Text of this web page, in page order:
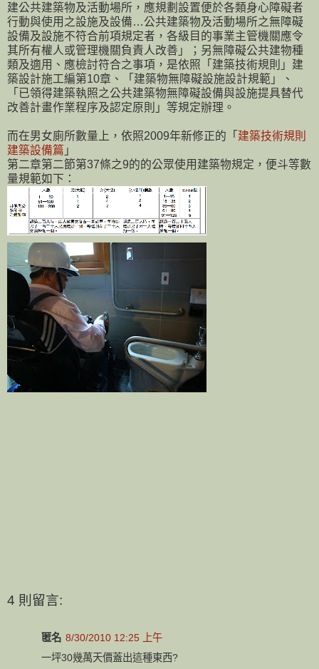
建公共建築物及活動場所，應規劃設置便於各類身心障礙者
行動與使用之設施及設備…公共建築物及活動場所之無障礙
設備及設施不符合前項規定者，各級目的事業主管機關應令
其所有權人或管理機關負責人改善」；另無障礙公共建物種
類及適用、應檢討符合之事項，是依照「建築技術規則」建
築設計施工編第10章、「建築物無障礙設施設計規範」、
「已領得建築執照之公共建築物無障礙設備與設施提具替代
改善計畫作業程序及認定原則」等規定辦理。
而在男女廁所數量上，依照2009年新修正的「 建築技術規則
建築設備篇 」
第二章第二節第37條之9的的公眾使用建築物規定，便斗等數
量規範如下：
4 則留言:
匿名 8/30/2010 12:25 上午
一坪30幾萬天價蓋出這種東西?